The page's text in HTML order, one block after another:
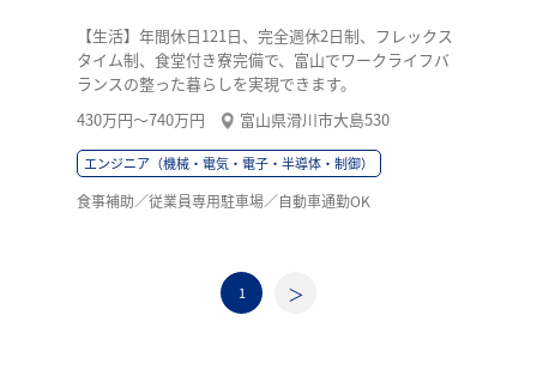
【生活】年間休日121日、完全週休2日制、フレックス
タイム制、食堂付き寮完備で、富山でワークライフバ
ランスの整った暮らしを実現できます。
430万円〜740万円
富山県滑川市大島530
エンジニア（機械・電気・電子・半導体・制御）
食事補助／従業員専用駐車場／自動車通勤OK
1